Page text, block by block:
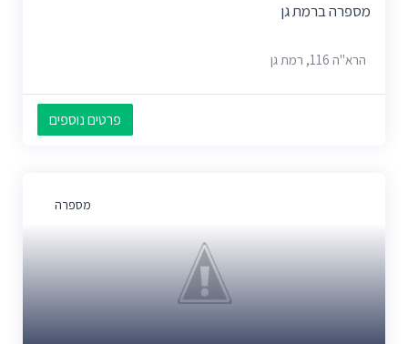
מספרה ברמת גן
הרא"ה 116, רמת גן
פרטים נוספים
מספרה